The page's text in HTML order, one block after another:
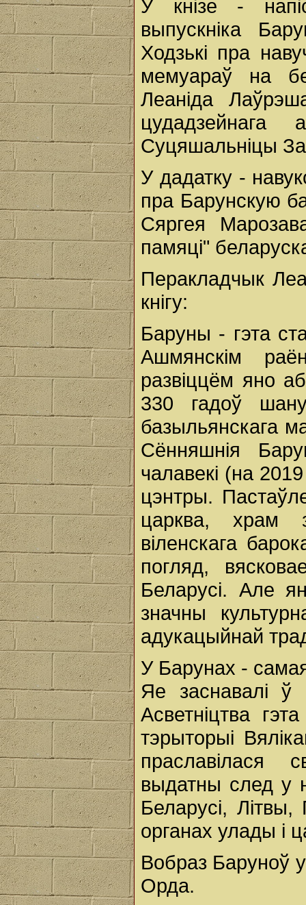
У кнізе -
выпускніка
Ходзькі пра
мемуараў на
Леаніда
Суцяшальніцы
У дадатку -
пра Барунскую
Сяргея
памяці"
Перакладчык
кнігу:
Баруны - гэта
Ашмянскім
развіццём яно
330 гадоў
базыльянскага
Сённяшнія
чалавекі (на
цэнтры.
царква, храм
віленскага
погляд,
Беларусі. Але
значны
адукацыйнай
У Барунах -
Яе заснавалі ў
Асветніцтва
тэрыторыі
праславілася
выдатны след у
Беларусі,
органах улады і
Вобраз Баруноў
Орда.